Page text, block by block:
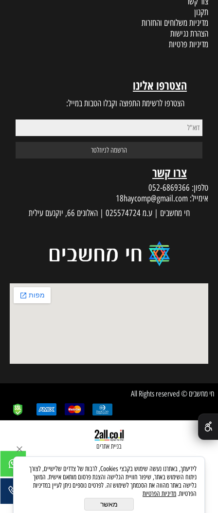
תקנון
מדיניות משלוחים והחזרות
הצהרת נגישות
מדיניות פרטיות
הצטרפו אלינו
הצטרפו לרשימת התפוצה וקבלו הטבות במייל:
צרו קשר
טלפון: 052-6869366
אימייל: 18haycomp@gmail.com
חי מחשבים | ע.מ 025574724 | האלונים 66, יוקנעם עילית
חי מחשבים © All Rights reserved
בניית אתרים
לידיעתך, באתרנו נעשה שימוש בקבצי Cookies, לרבות של צדדים שלישיים, לצורך
ניתוח השימוש באתר, שיפור חוויית הגלישה והצגת פרסום מותאם אישית. המשך
גלישה באתר מהווה את הסכמתך לשימוש זה. לפרטים נוספים ניתן לעיין במדיניות
הפרטיות. מדיניות הפרטיות
מאשר